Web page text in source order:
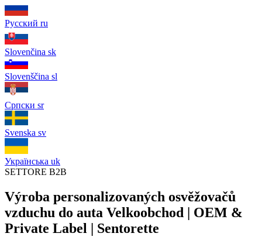
Русский ru
Slovenčina sk
Slovenščina sl
Српски sr
Svenska sv
Українська uk
SETTORE B2B
Výroba personalizovaných osvěžovačů
vzduchu do auta Velkoobchod | OEM &
Private Label | Sentorette